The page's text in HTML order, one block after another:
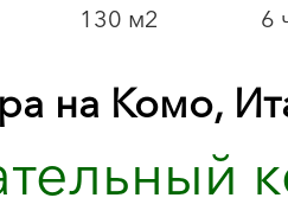
130 м2 6
на Комо,